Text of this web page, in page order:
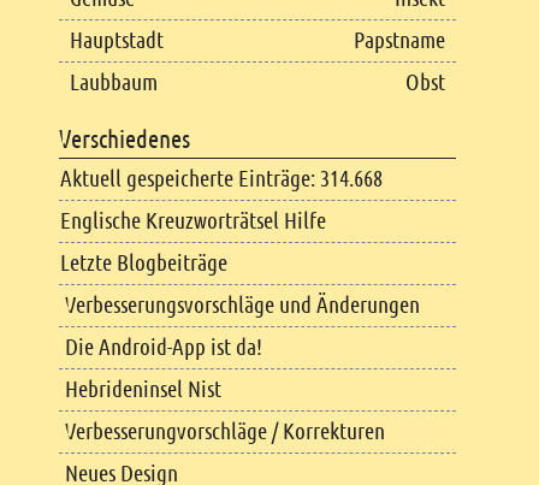
Hauptstadt
Papstname
Laubbaum
Obst
Verschiedenes
Aktuell gespeicherte Einträge: 314.668
Englische Kreuzworträtsel Hilfe
Letzte Blogbeiträge
Verbesserungsvorschläge und Änderungen
Die Android-App ist da!
Hebrideninsel Nist
Verbesserungvorschläge / Korrekturen
Neues Design